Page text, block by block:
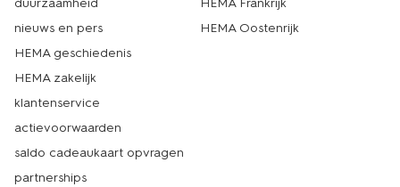
duurzaamheid
nieuws en pers
HEMA geschiedenis
HEMA zakelijk
klantenservice
actievoorwaarden
saldo cadeaukaart opvragen
partnerships
HEMA Frankrijk
HEMA Oostenrijk